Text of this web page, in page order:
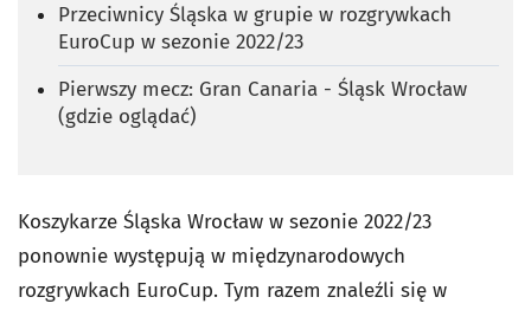
Przeciwnicy Śląska w grupie w rozgrywkach
EuroCup w sezonie 2022/23
Pierwszy mecz: Gran Canaria - Śląsk Wrocław
(gdzie oglądać)
Koszykarze Śląska Wrocław w sezonie 2022/23
ponownie występują w międzynarodowych
rozgrywkach EuroCup. Tym razem znaleźli się w